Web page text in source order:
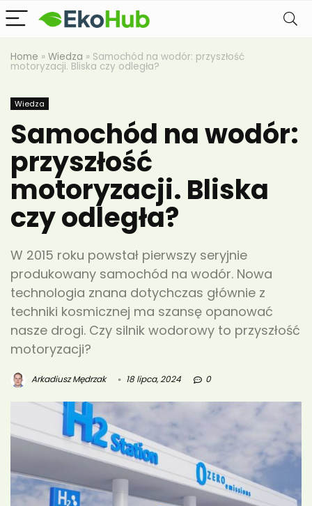
Home » Wiedza » Samochód na wodór: przyszłość
motoryzacji. Bliska czy odległa?
Wiedza
Samochód na wodór:
przyszłość
motoryzacji. Bliska
czy odległa?
W 2015 roku powstał pierwszy seryjnie
produkowany samochód na wodór. Nowa
technologia znana dotychczas głównie z
techniki kosmicznej ma szansę opanować
nasze drogi. Czy silnik wodorowy to przyszłość
motoryzacji?
Arkadiusz Mędrzak 18 lipca, 2024 0